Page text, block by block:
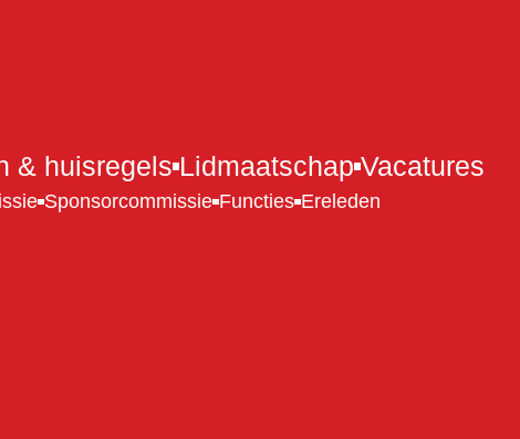
& huisregels Lidmaatschap Vacatures
Sponsorcommissie Functies Ereleden